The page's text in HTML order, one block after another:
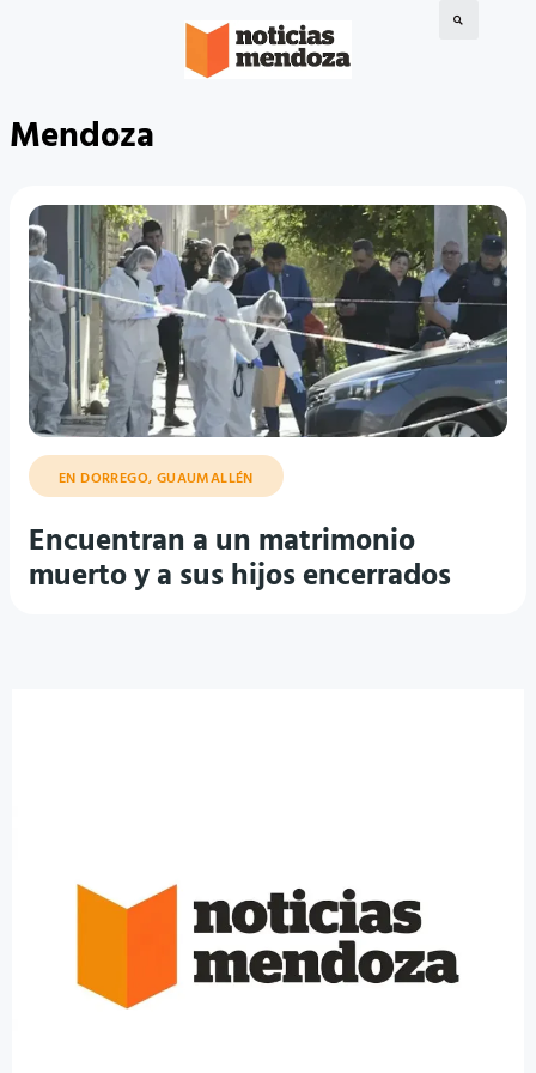
Mendoza
EN DORREGO, GUAUMALLÉN
Encuentran a un matrimonio
muerto y a sus hijos encerrados